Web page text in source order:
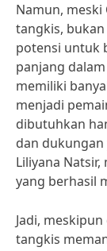
Namun,
tangkis,
potensi untuk
panjang
memiliki
menjadi
dibutuhkan
dan dukungan
Liliyana
yang berhasil
Jadi,
tangkis